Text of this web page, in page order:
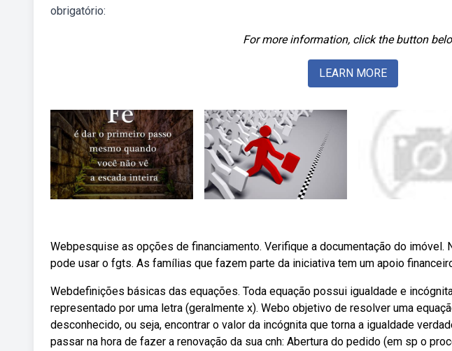
obrigatório:
For more information, click the button
LEARN MORE
Webpesquise as opções de financiamento. Verifique a documentação do imóvel.
pode usar o fgts. As famílias que fazem parte da iniciativa tem um apoio
Webdefinições básicas das equações. Toda equação possui igualdade e
representado por uma letra (geralmente x). Webo objetivo de resolver uma
desconhecido, ou seja, encontrar o valor da incógnita que torna a igualdade
passar na hora de fazer a renovação da sua cnh: Abertura do pedido (em sp o